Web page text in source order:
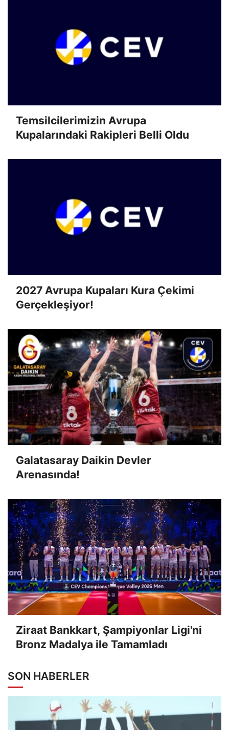
Temsilcilerimizin Avrupa
Kupalarındaki Rakipleri Belli Oldu
2027 Avrupa Kupaları Kura Çekimi
Gerçekleşiyor!
Galatasaray Daikin Devler
Arenasında!
Ziraat Bankkart, Şampiyonlar Ligi'ni
Bronz Madalya ile Tamamladı
SON HABERLER